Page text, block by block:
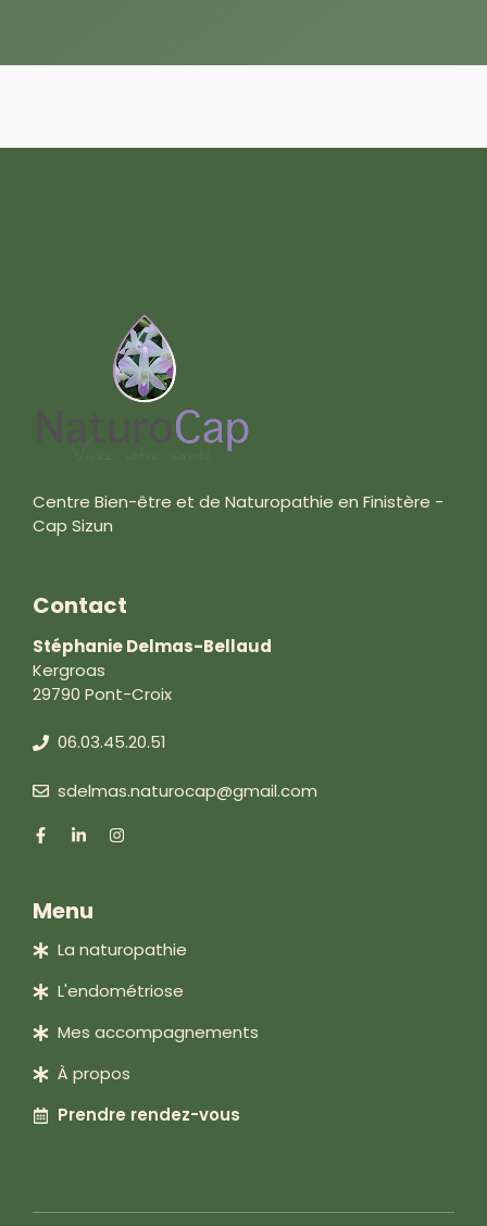
Centre Bien-être et de Naturopathie en Finistère -
Cap Sizun
Contact
Stéphanie Delmas-Bellaud
Kergroas
29790 Pont-Croix
06.03.45.20.51
sdelmas.naturocap@gmail.com
Menu
La naturopathie
L'endométriose
Mes accompagnements
À propos
Prendre rendez-vous